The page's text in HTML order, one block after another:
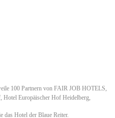
100 Partnern von FAIR JOB HOTELS,
Hotel Europäischer Hof Heidelberg,
das Hotel der Blaue Reiter.